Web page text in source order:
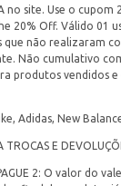
no site. Use o cupom
20% Off. Válido 01
que não realizaram
Não cumulativo
produtos vendidos
Adidas, New
TROCAS E
2: O valor do